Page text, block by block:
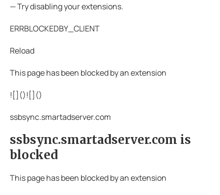
— Try disabling your extensions.
ERRBLOCKEDBY_CLIENT
Reload
This page has been blocked by an extension
![]()![]()
ssbsync.smartadserver.com
ssbsync.smartadserver.com is
blocked
This page has been blocked by an extension